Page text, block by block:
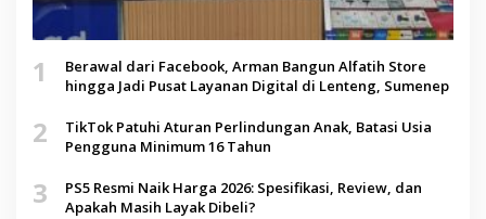
1
Berawal dari Facebook, Arman Bangun Alfatih Store
hingga Jadi Pusat Layanan Digital di Lenteng, Sumenep
2
TikTok Patuhi Aturan Perlindungan Anak, Batasi Usia
Pengguna Minimum 16 Tahun
3
PS5 Resmi Naik Harga 2026: Spesifikasi, Review, dan
Apakah Masih Layak Dibeli?